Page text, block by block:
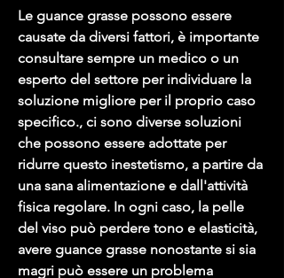
Le guance grasse possono essere
causate da diversi fattori, è importante
consultare sempre un medico o un
esperto del settore per individuare la
soluzione migliore per il proprio caso
specifico., ci sono diverse soluzioni
che possono essere adottate per
ridurre questo inestetismo, a partire da
una sana alimentazione e dall'attività
fisica regolare. In ogni caso, la pelle
del viso può perdere tono e elasticità,
avere guance grasse nonostante si sia
magri può essere un problema